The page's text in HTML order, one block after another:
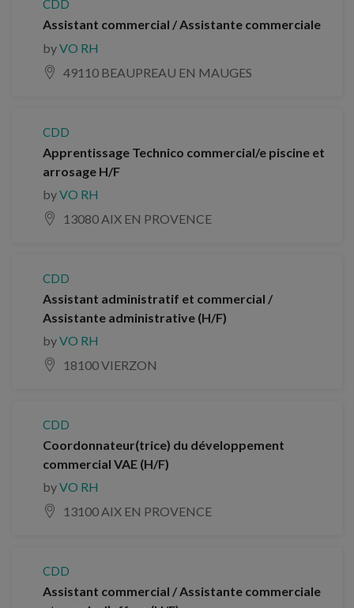
CDD
Assistant commercial / Assistante commerciale
byVO RH
49110 BEAUPREAU EN MAUGES
CDD
Apprentissage Technico commercial/e piscine et
arrosage H/F
byVO RH
13080 AIX EN PROVENCE
CDD
Assistant administratif et commercial /
Assistante administrative (H/F)
byVO RH
18100 VIERZON
CDD
Coordonnateur(trice) du développement
commercial VAE (H/F)
byVO RH
13100 AIX EN PROVENCE
CDD
Assistant commercial / Assistante commerciale